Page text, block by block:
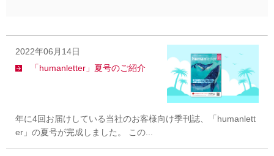
2022年06月14日
「humanletter」夏号のご紹介
年に4回お届けしている当社のお客様向け季刊誌、「humanlett
er」の夏号が完成しました。 この...